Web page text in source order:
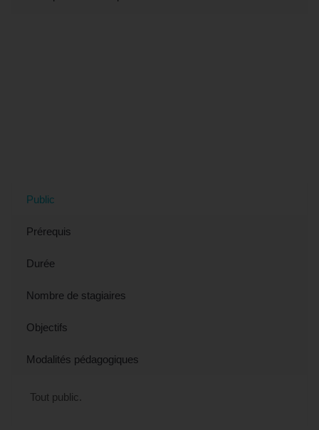
Public
Prérequis
Durée
Nombre de stagiaires
Objectifs
Modalités pédagogiques
Tout public.